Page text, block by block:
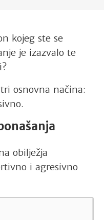
kojeg ste se
je izazvalo te
osnovna načina:
obilježja
i agresivno